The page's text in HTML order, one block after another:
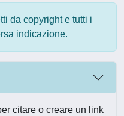
da copyright e tutti i
indicazione.
citare o creare un link